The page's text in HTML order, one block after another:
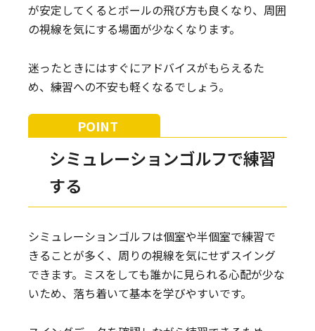
が安定してくるとボールの飛び方も良くなり、周囲
の視線を気にする場面が少なくなります。
迷ったときにはすぐにアドバイスがもらえるた
め、練習への不安も軽くなるでしょう。
シミュレーションゴルフで練習
する
シミュレーションゴルフは個室や半個室で練習で
きることが多く、周りの視線を気にせずスイング
できます。ミスをしても誰かに見られる心配が少な
いため、落ち着いて基本を学びやすいです。